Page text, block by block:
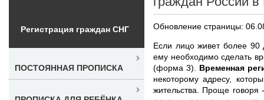
Обновление страницы:
Если лицо живет более 90
ему необходимо сделать
(форма 3). Временная
некоторому адресу,
жительства. Проще
Регистрация граждан СНГ
ПОСТОЯННАЯ ПРОПИСКА